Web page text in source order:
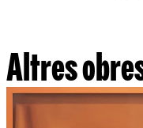
Altres